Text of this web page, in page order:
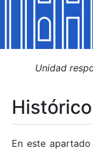
Mostrar/
Mostrar/
Mostrar/Ocultar
Unidad
En este